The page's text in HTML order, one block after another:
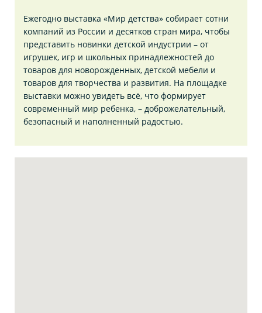
Ежегодно выставка «Мир детства» собирает сотни
компаний из России и десятков стран мира, чтобы
представить новинки детской индустрии – от
игрушек, игр и школьных принадлежностей до
товаров для новорожденных, детской мебели и
товаров для творчества и развития. На площадке
выставки можно увидеть всё, что формирует
современный мир ребенка, – доброжелательный,
безопасный и наполненный радостью.